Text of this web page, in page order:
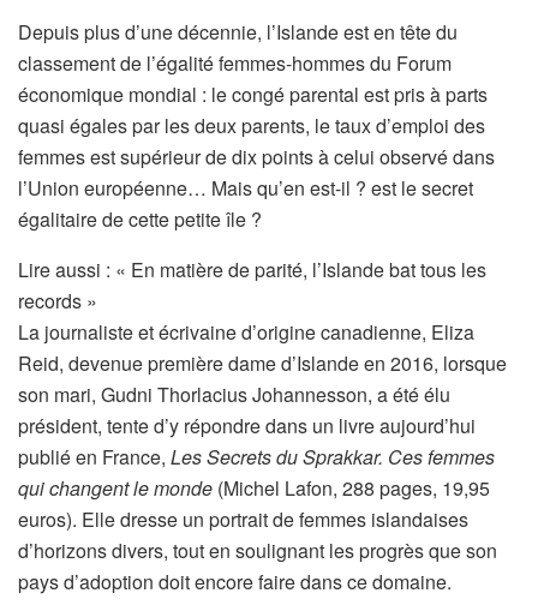
Depuis plus d’une décennie, l’Islande est en tête du
classement de l’égalité femmes-hommes du Forum
économique mondial : le congé parental est pris à parts
quasi égales par les deux parents, le taux d’emploi des
femmes est supérieur de dix points à celui observé dans
l’Union européenne… Mais qu’en est-il ? est le secret
égalitaire de cette petite île ?
Lire aussi : A
t
i
c
l
e
r
é
s
e
« En matière de parité, l’Islande bat tous les
records »
La journaliste et écrivaine d’origine canadienne, Eliza
Reid, devenue première dame d’Islande en 2016, lorsque
son mari, Gudni Thorlacius Johannesson, a été élu
président, tente d’y répondre dans un livre aujourd’hui
publié en France, Les Secrets du Sprakkar. Ces femmes
qui changent le monde (Michel Lafon, 288 pages, 19,95
euros). Elle dresse un portrait de femmes islandaises
d’horizons divers, tout en soulignant les progrès que son
pays d’adoption doit encore faire dans ce domaine.